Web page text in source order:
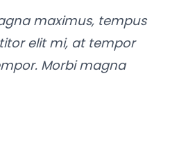
maximus, tempus
elit mi, at tempor
Morbi magna